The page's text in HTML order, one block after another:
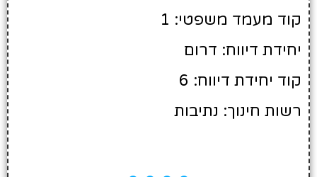
קוד מעמד משפטי: 1
יחידת דיווח: דרום
קוד יחידת דיווח: 6
רשות חינוך: נתיבות